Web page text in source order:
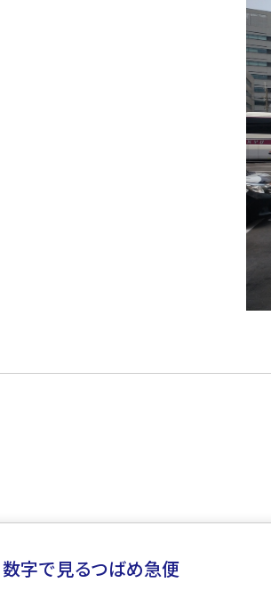
数字で見るつばめ急便